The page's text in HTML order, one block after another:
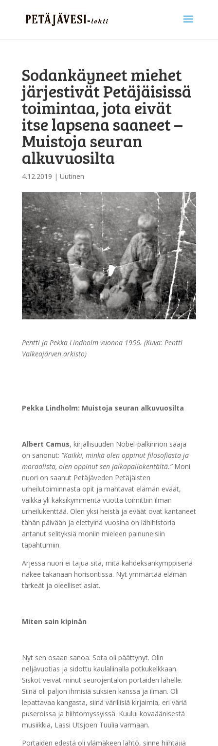
Sodankäyneet miehet
järjestivät Petäjäisissä
toimintaa, jota eivät
itse lapsena saaneet –
Muistoja seuran
alkuvuosilta
4.12.2019 | Uutinen
Pentti ja Pekka Lindholm vuonna 1956. (Kuva: Pentti
Valkeajärven arkisto)
Pekka Lindholm: Muistoja seuran alkuvuosilta
Albert Camus, kirjallisuuden Nobel-palkinnon saaja
on sanonut: ”Kaikki, minkä olen oppinut filosofiasta ja
moraalista, olen oppinut sen jalkapallokentältä.”Moni
nuori on saanut Petäjäveden Petäjäisten
urheilutoiminnasta opit ja mahtavat elämän eväät,
vaikka yli kaksikymmentä vuotta toimittiin ilman
urheilukenttää. Olen yksi heistä ja eväät ovat kantaneet
tähän päivään ja elettyinä vuosina on lähihistoria
antanut selityksiä moniin mieleen painuneisiin
tapahtumiin.
Arjessa nuori ei tajua sitä, mitä kahdeksankymppisenä
näkee takanaan horisontissa. Nyt ymmärtää elämän
tärkeät ja oleelliset asiat.
Miten sain kipinän
Nyt sen osaan sanoa. Sota oli päättynyt. Olin
neljävuotias ja sidottu kaulaliinalla potkukelkkaan.
Siskot veivät minut seurojentalon portaiden lähelle.
Siinä oli paljon ihmisiä suksien kanssa ja ilman. Oli
lepattavaa kangasta, siinä värillisiä kirjaimia, eri väriä
puseroissa ja hiihtomyssyissä. Kuului kovaäänisestä
musiikkia, Lassi Utsjoen Tuulia varmaan.
Portaiden edestä oli ylämäkeen lähtö, sinne hiihtäjiä